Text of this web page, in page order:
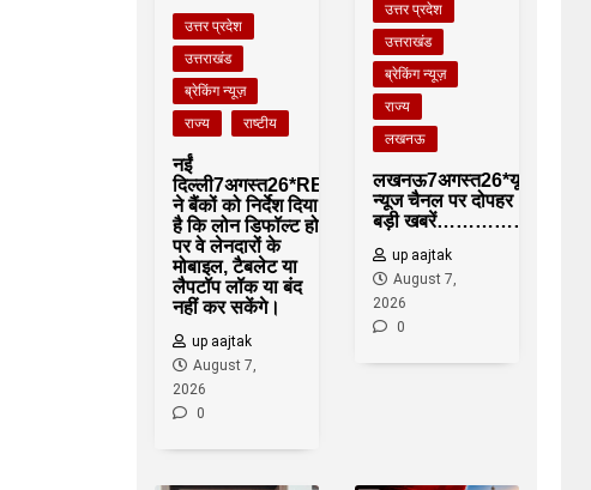
उत्तर प्रदेश
उत्तराखंड
ब्रेकिंग न्यूज़
राज्य
राष्टीय
नईं
दिल्ली7अगस्त26*RBI
ने बैंकों को निर्देश दिया
है कि लोन डिफॉल्ट होने
पर वे लेनदारों के
मोबाइल, टैबलेट या
लैपटॉप लॉक या बंद
नहीं कर सकेंगे।
up aajtak
August 7,
2026
0
उत्तर प्रदेश
उत्तराखंड
ब्रेकिंग न्यूज़
राज्य
लखनऊ
लखनऊ7अगस्त26*यूपीआजतक
न्यूज चैनल पर दोपहर 1 बजे की
बड़ी खबरें……………….*
up aajtak
August 7,
2026
0